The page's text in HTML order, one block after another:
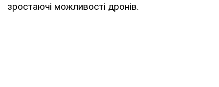
зростаючі можливості дронів.